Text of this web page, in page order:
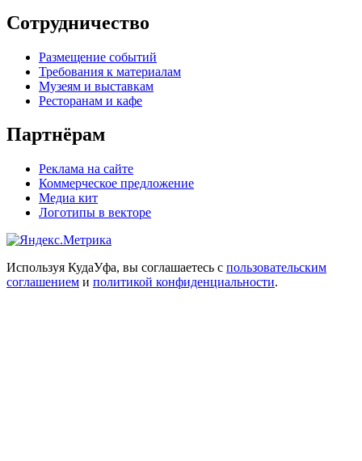
Сотрудничество
Размещение событий
Требования к материалам
Музеям и выставкам
Ресторанам и кафе
Партнёрам
Реклама на сайте
Коммерческое предложение
Медиа кит
Логотипы в векторе
Используя КудаУфа, вы соглашаетесь с пользовательским
соглашением и политикой конфиденциальности.